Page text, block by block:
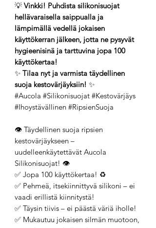
💡 Vinkki! Puhdista silikonisuojat
hellävaraisella saippualla ja
lämpimällä vedellä jokaisen
käyttökerran jälkeen, jotta ne pysyvät
hygieenisinä ja tarttuvina jopa 100
käyttökertaa!
✨ Tilaa nyt ja varmista täydellinen
suoja kestovärjäyksiin! ✨
#Aucola #Silikonisuojat #Kestovärjäys
#Ihoystävällinen #RipsienSuoja
👁️ Täydellinen suoja ripsien
kestovärjäykseen –
uudelleenkäytettävät Aucola
Silikonisuojat! 👁️
✅ Jopa 100 käyttökertaa! ♻️
✅ Pehmeä, itsekiinnittyvä silikoni – ei
vaadi erillistä kiinnitystä!
✅ Täysin tiivis – ei päästä väriä iholle!
✅ Mukautuu jokaisen silmän muotoon,